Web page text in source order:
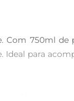
Com 750ml de
Ideal para